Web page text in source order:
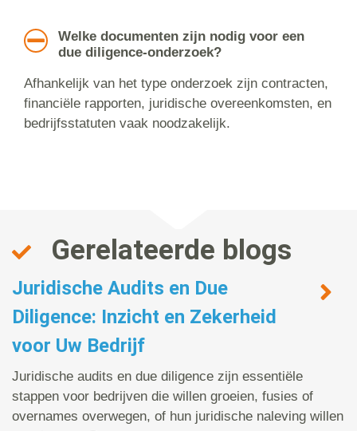
Welke documenten zijn nodig voor een
due diligence-onderzoek?
Afhankelijk van het type onderzoek zijn contracten,
financiële rapporten, juridische overeenkomsten, en
bedrijfsstatuten vaak noodzakelijk.
Gerelateerde blogs
Juridische Audits en Due
Diligence: Inzicht en Zekerheid
voor Uw Bedrijf
Juridische audits en due diligence zijn essentiële
stappen voor bedrijven die willen groeien, fusies of
overnames overwegen, of hun juridische naleving willen